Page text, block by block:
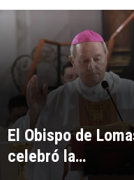
El Obispo de
celebró la…